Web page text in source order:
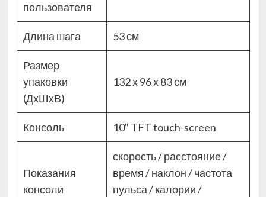
пользователя
Длина шага 53 см
Размер
упаковки
(ДхШхВ)
132 х 96 х 83 см
Консоль 10" TFT touch-screen
Показания
консоли
скорость / расстояние /
время / наклон / частота
пульса / калории /